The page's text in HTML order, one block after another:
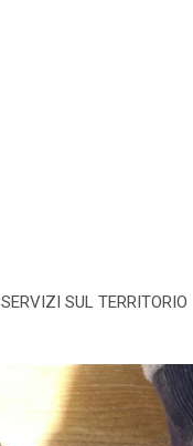
SERVIZI SUL TERRITORIO